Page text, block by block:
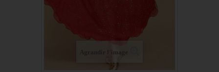
Agrandir l'image